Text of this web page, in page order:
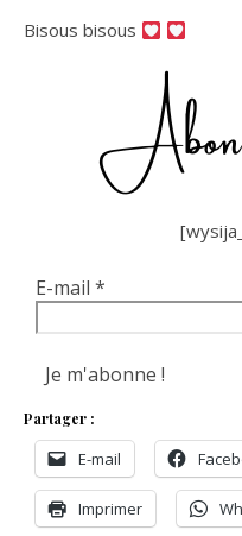
Bisous bisous
E-mail *
Partager :
E-mail
Imprimer